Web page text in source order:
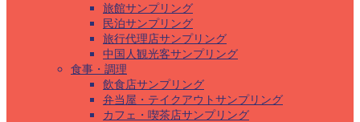
旅館サンプリング
民泊サンプリング
旅行代理店サンプリング
中国人観光客サンプリング
食事・調理
飲食店サンプリング
弁当屋・テイクアウトサンプリング
カフェ・喫茶店サンプリング